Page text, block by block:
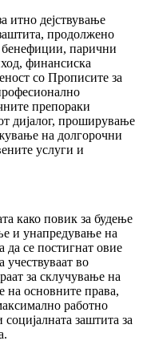
итно дејствување
продолжено
бенефиции, парични
финансиска
со Прописите за
препораки
дијалог, проширување
на долгорочни
услуги и
како повик за будење
и унапредување на
да се постигнат овие
учествуваат во
за склучување на
на основните права,
работно
заштита за